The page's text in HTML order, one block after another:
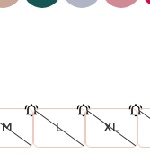
M L XL